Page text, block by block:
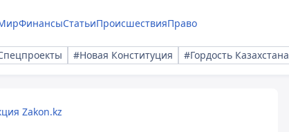
ФинансыСтатьиПроисшествияПраво
#Новая Конституция #Гордость Казахстана
Zakon.kz